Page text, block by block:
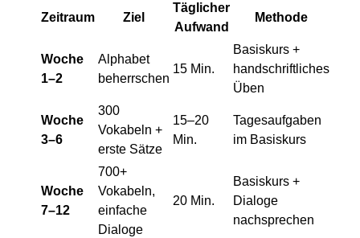
Zeitraum Ziel
Täglicher
Aufwand
Methode
Woche
1–2
Alphabet
beherrschen
15 Min.
Basiskurs +
handschriftliches
Üben
Woche
3–6
300
Vokabeln +
erste Sätze
15–20
Min.
Tagesaufgaben
im Basiskurs
Woche
7–12
700+
Vokabeln,
einfache
Dialoge
20 Min.
Basiskurs +
Dialoge
nachsprechen